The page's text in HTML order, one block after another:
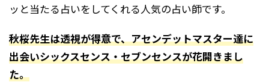
ッと当たる占いをしてくれる人気の占い師です。
秋桜先生は透視が得意で、アセンデットマスター達に
出会いシックスセンス・セブンセンスが花開きまし
た。